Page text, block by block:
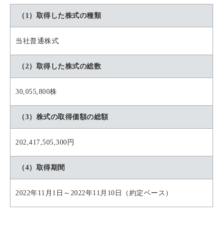
（1）取得した株式の種類
当社普通株式
（2）取得した株式の総数
30,055,800株
（3）株式の取得価額の総額
202,417,505,300円
（4）取得期間
2022年11月1日～2022年11月10日（約定ベース）